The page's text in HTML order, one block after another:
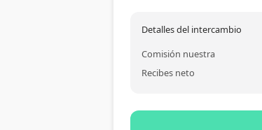
Detalles del intercambio
Comisión nuestra
Recibes neto